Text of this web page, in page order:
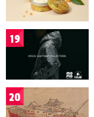
19
20